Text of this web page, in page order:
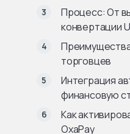
Процесс: От
конвертации
торговцев
Интеграция
финансовую
Как
OxaPay